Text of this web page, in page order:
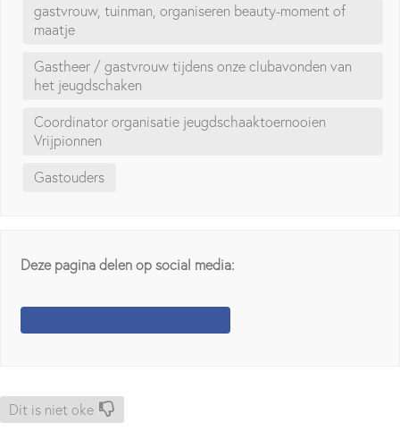
gastvrouw, tuinman, organiseren beauty-moment of
maatje
Gastheer / gastvrouw tijdens onze clubavonden van
het jeugdschaken
Coordinator organisatie jeugdschaaktoernooien
Vrijpionnen
Gastouders
Deze pagina delen op social media:
Dit is niet oke